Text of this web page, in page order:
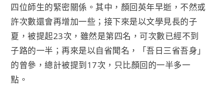
四位師生的緊密關係。其中，顏回英年早逝，不然或
許次數還會再增加一些；接下來是以文學見長的子
夏，被提起23次，雖然是第四名，可次數已經不到
子路的一半；再來是以自省聞名，「吾日三省吾身」
的曾參，總計被提到17次，只比顏回的一半多一
點。